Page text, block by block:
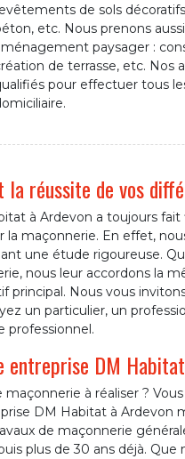
de sols
etc. Nous prenons
paysager :
de terrasse, etc. Nos
pour effectuer tous
réussite de vos
à Ardevon a toujours
la maçonnerie. En effet,
une étude rigoureuse.
nous leur accordons la
principal. Nous vous
un particulier, un
professionnel.
entreprise DM
maçonnerie à réaliser ?
DM Habitat à Ardevon
de maçonnerie
plus de 30 ans déjà.